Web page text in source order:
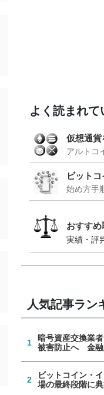
よく読まれて
仮想通貨
アルトコ
ビット
始め方手
おすす
実績・評
人気記事ラン
1
暗号資産交換業
被害防止へ 金融
2
ビットコイン・
場の最終段階に